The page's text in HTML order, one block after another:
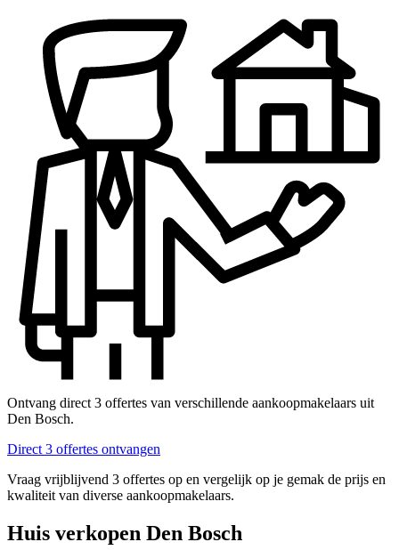
Ontvang direct 3 offertes van verschillende aankoopmakelaars uit
Den Bosch.
Direct 3 offertes ontvangen
Vraag vrijblijvend 3 offertes op en vergelijk op je gemak de prijs en
kwaliteit van diverse aankoopmakelaars.
Huis verkopen Den Bosch